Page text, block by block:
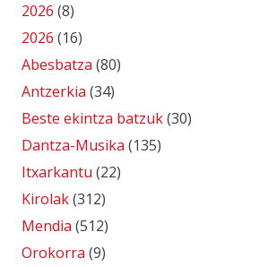
2026 (8)
2026 (16)
Abesbatza (80)
Antzerkia (34)
Beste ekintza batzuk(30)
Dantza-Musika (135)
Itxarkantu (22)
Kirolak(312)
Mendia (512)
Orokorra (9)